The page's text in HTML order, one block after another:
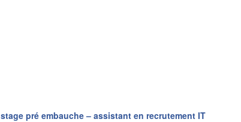
stage pré embauche – assistant en recrutement IT